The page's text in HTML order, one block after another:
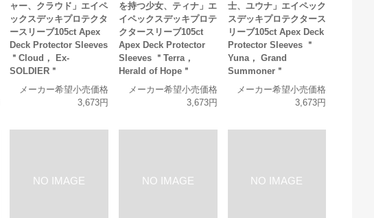
ャー、クラウド」エイペ
ックスデッキプロテクタ
ースリーブ105ct Apex
Deck Protector Sleeves
＂Cloud， Ex-
SOLDIER＂
メーカー希望小売価格
3,673円
を持つ少女、ティナ」エ
イペックスデッキプロテ
クタースリーブ105ct
Apex Deck Protector
Sleeves ＂Terra，
Herald of Hope＂
メーカー希望小売価格
3,673円
士、ユウナ」エイペック
スデッキプロテクタース
リーブ105ct Apex Deck
Protector Sleeves ＂
Yuna， Grand
Summoner＂
メーカー希望小売価格
3,673円